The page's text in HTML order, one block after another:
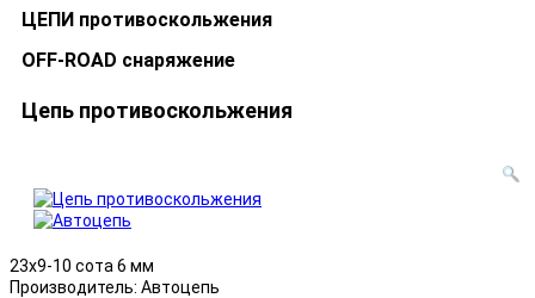
ЦЕПИ противоскольжения
OFF-ROAD снаряжение
Цепь противоскольжения
23x9-10 сота 6 мм
Производитель: Автоцепь